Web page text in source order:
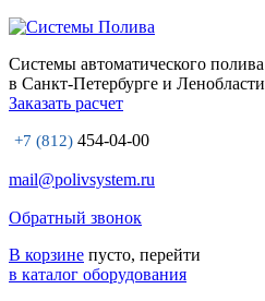
Системы автоматического полива
в Санкт-Петербурге и Ленобласти
Заказать расчет
+7 (812) 454-04-00
mail@polivsystem.ru
Обратный звонок
В корзине пусто, перейти
в каталог оборудования